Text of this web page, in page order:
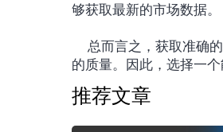
够获取最新的市场数据。
的质量。因此，选择一
推荐文章